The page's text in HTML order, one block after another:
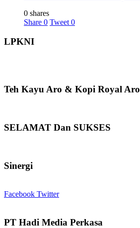
0 shares
Share 0 Tweet 0
LPKNI
Teh Kayu Aro & Kopi Royal Aro
SELAMAT Dan SUKSES
Sinergi
Facebook Twitter
PT Hadi Media Perkasa